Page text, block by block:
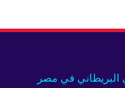
البريطاني في مصر